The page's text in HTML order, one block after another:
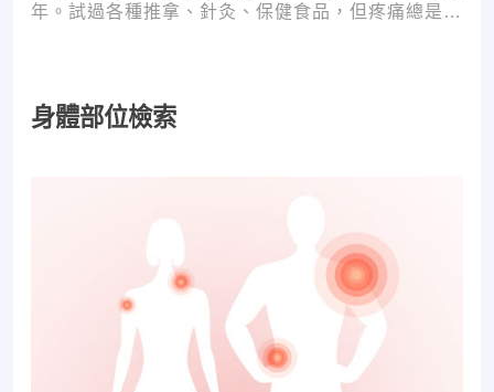
年。試過各種推拿、針灸、保健食品，但疼痛總是時
身體部位檢索